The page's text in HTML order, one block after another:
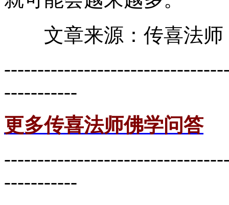
文章来源：传喜法师
-----------
更多传喜法师佛学问答
-----------